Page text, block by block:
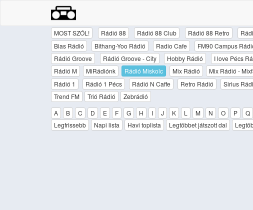
MOST SZÓL! Rádió 88 Rádió 88 Club Rádió 88 Retro
Bias Rádió
Bithang-Yoo Rádió Radio Cafe FM90 Campus
Rádió Groove
Rádió Groove - City Hobby Rádió I love Pécs
Rádió M
MiRádiónk Rádió Miskolc Mix Rádió Mix Rádió -
Rádió 1
Rádió 1 Pécs Rádió N Caffe Retro Rádió Sirius
Trend FM
Trió Rádió
Zebrádió
A
B C D E F G H I J K L M N O P Q
Legfrissebb
Napi lista Havi toplista Legtöbbet játszott dal